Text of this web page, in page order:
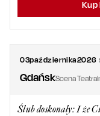
03października2026
GdańskScena
Ślub doskonały: I że